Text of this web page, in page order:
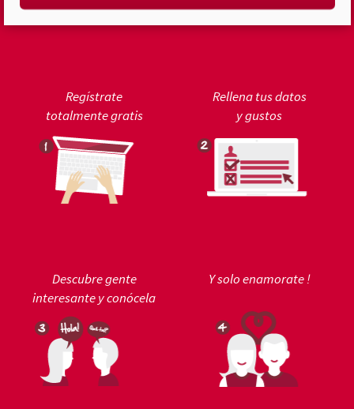
Regístrate
totalmente gratis
Rellena tus datos
y gustos
Descubre gente
interesante y conócela
Y solo enamorate !